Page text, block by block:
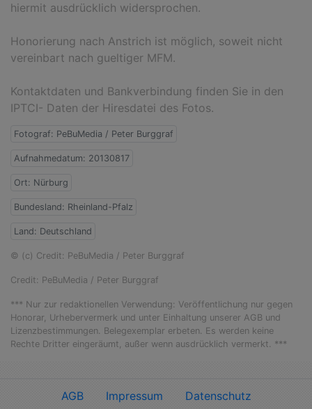
hiermit ausdrücklich widersprochen.
Honorierung nach Anstrich ist möglich, soweit nicht
vereinbart nach gueltiger MFM.
Kontaktdaten und Bankverbindung finden Sie in den
IPTCI- Daten der Hiresdatei des Fotos.
Fotograf: PeBuMedia / Peter Burggraf
Aufnahmedatum: 20130817
Ort: Nürburg
Bundesland: Rheinland-Pfalz
Land: Deutschland
© (c) Credit: PeBuMedia / Peter Burggraf
Credit: PeBuMedia / Peter Burggraf
*** Nur zur redaktionellen Verwendung: Veröffentlichung nur gegen
Honorar, Urhebervermerk und unter Einhaltung unserer AGB und
Lizenzbestimmungen. Belegexemplar erbeten. Es werden keine
Rechte Dritter eingeräumt, außer wenn ausdrücklich vermerkt. ***
AGB Impressum Datenschutz